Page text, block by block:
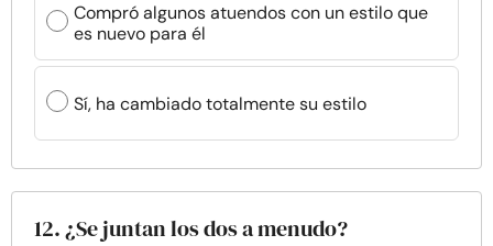
Compró algunos atuendos con un estilo que
es nuevo para él
Sí, ha cambiado totalmente su estilo
12. ¿Se juntan los dos a menudo?